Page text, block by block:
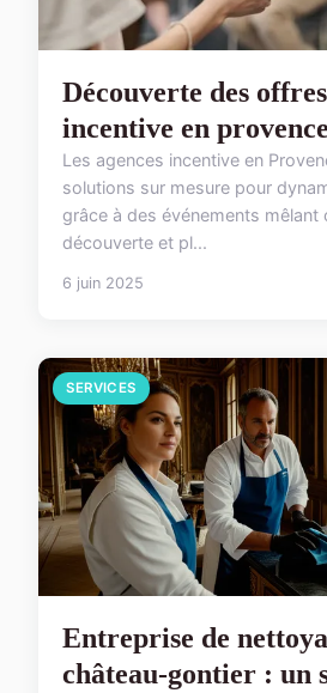
Découverte des
incentive en provence
Les agences incentive en
solutions sur mesure pour
grâce à des événements mêlant
découverte et pl...
6 juin 2025
SERVICES
Entreprise de
château-gontier : un